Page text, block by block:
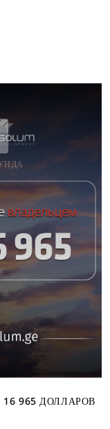
965 ДОЛЛАРОВ